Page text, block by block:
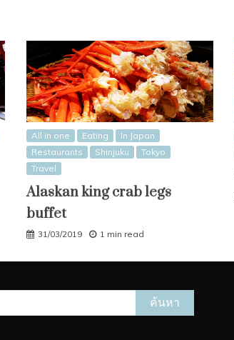
All in one Eating
In Japan
Restaurants
Shinjuku
Tokyo
Travel
Alaskan king crab legs
buffet
31/03/2019 1 min read